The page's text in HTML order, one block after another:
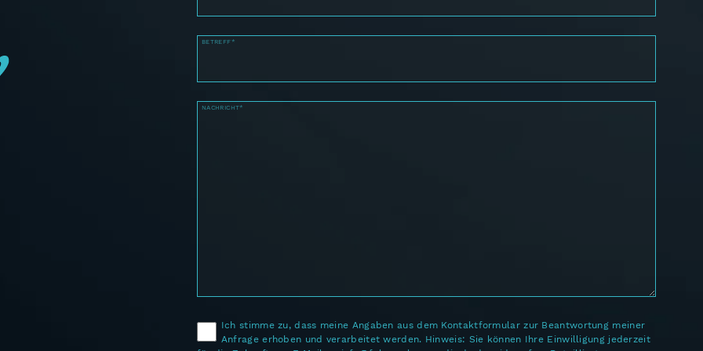
BETREFF*
NACHRICHT*
Ich stimme zu, dass meine Angaben aus dem Kontaktformular zur Beantwortung meiner
Anfrage erhoben und verarbeitet werden. Hinweis: Sie können Ihre Einwilligung jederzeit